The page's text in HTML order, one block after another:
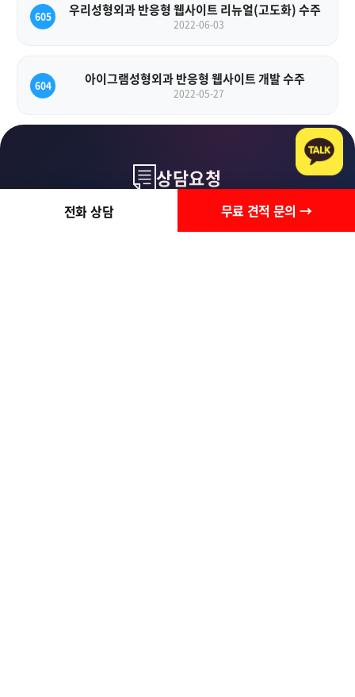
605 우리성형외과 반응형 웹사이트 리뉴얼(고도화) 수주
2022-06-03
604 아이그램성형외과 반응형 웹사이트 개발 수주
2022-05-27
상담요청
전화 상담 무료 견적 문의 →